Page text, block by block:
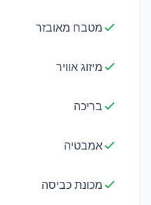
מטבח מאובזר
מיזוג אוויר
בריכה
אמבטיה
מכונת כביסה